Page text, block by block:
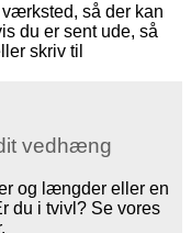
så der kan
du er sent ude, så
skriv til
vedhæng
og længder eller en
du i tvivl? Se vores